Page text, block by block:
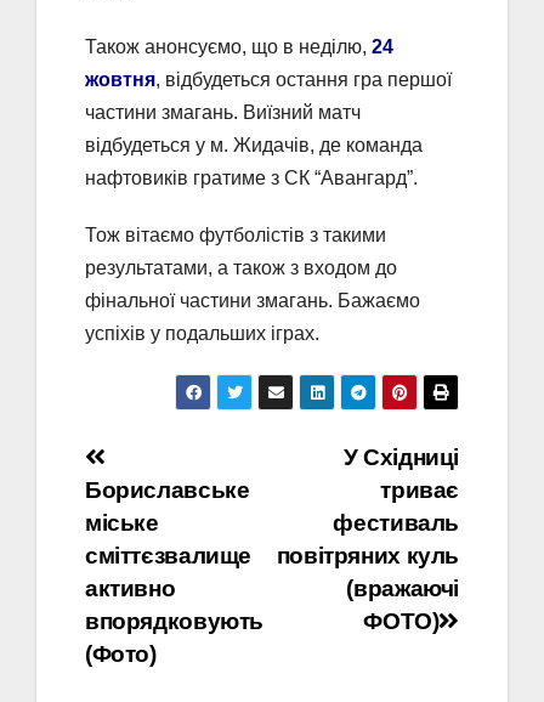
Також анонсуємо, що в неділю, 24
жовтня, відбудеться остання гра першої
частини змагань. Виїзний матч
відбудеться у м. Жидачів, де команда
нафтовиків гратиме з СК “Авангард”.
Тож вітаємо футболістів з такими
результатами, а також з входом до
фінальної частини змагань. Бажаємо
успіхів у подальших іграх.
Навігація
записів
У Східниці
триває
фестиваль
повітряних куль
(вражаючі
ФОТО)
Бориславське
міське
сміттєзвалище
активно
впорядковують
(Фото)